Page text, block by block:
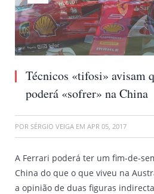
Técnicos «tifosi» avisam
poderá «sofrer» na China
POR SÉRGIO VEIGA EM APR 05, 2017
A Ferrari poderá ter um fim-de-
China do que o que viveu na
a opinião de duas figuras